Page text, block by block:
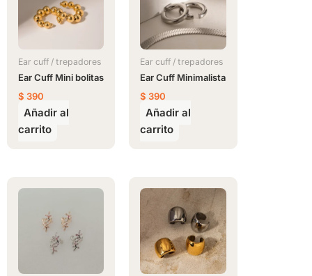
Ear cuff / trepadores
Ear Cuff Mini bolitas
$ 390
Añadir al
carrito
Ear cuff / trepadores
Ear Cuff Minimalista
$ 390
Añadir al
carrito
Este
múltiples
variantes.
Las
Este
producto
múltiples
variantes.
Las